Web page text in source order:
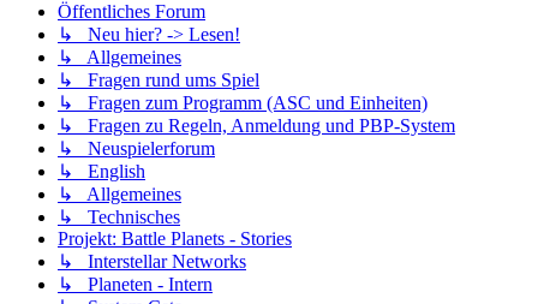
Öffentliches Forum
↳ Neu hier? -> Lesen!
↳ Allgemeines
↳ Fragen rund ums Spiel
↳ Fragen zum Programm (ASC und Einheiten)
↳ Fragen zu Regeln, Anmeldung und PBP-System
↳ Neuspielerforum
↳ English
↳ Allgemeines
↳ Technisches
Projekt: Battle Planets - Stories
↳ Interstellar Networks
↳ Planeten - Intern